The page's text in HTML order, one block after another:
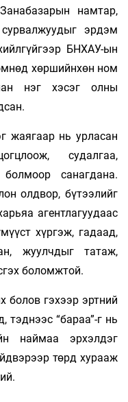
намтар,
эрдэм
БНХАУ-ын
хөр­шийнхөн ном
нэг хэсэг олны
жаягаар нь урласан
судалгаа,
санагдана.
олдвор, бүтээлийг
агентлагуудаас
хүргэж, гадаад,
жуулчдыг татаж,
боломжтой.
болов гэхээр эртний
тэднээс “бараа”-г нь
наймаа эрхэлдэг
төрд хурааж